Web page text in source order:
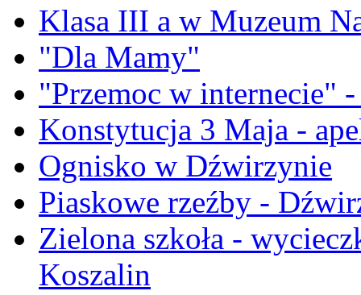
Klasa III a w Muzeum
"Dla Mamy"
"Przemoc w internecie"
Konstytucja 3 Maja -
Ognisko w Dźwirzynie
Piaskowe rzeźby -
Zielona szkoła -
Koszalin